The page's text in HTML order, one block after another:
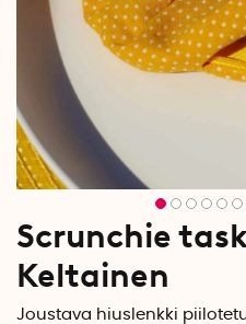
Scrunchie
Keltainen
Joustava hiuslenkki